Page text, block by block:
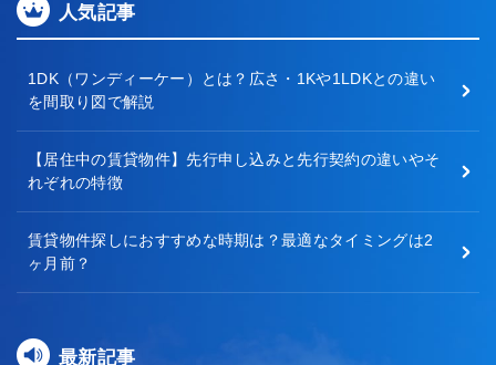
人気記事
1DK（ワンディーケー）とは？広さ・1Kや1LDKとの違い
を間取り図で解説
【居住中の賃貸物件】先行申し込みと先行契約の違いやそ
れぞれの特徴
賃貸物件探しにおすすめな時期は？最適なタイミングは2
ヶ月前？
最新記事